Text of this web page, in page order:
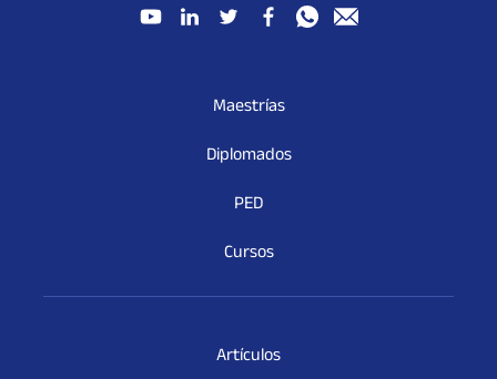
Maestrías
Diplomados
PED
Cursos
Artículos